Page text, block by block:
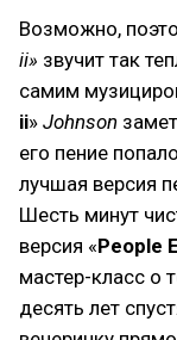
Возможно,
ii» звучит так
самим
ii» Johnson
его пение
лучшая версия
Шесть минут
версия «People
мастер-класс о
десять лет